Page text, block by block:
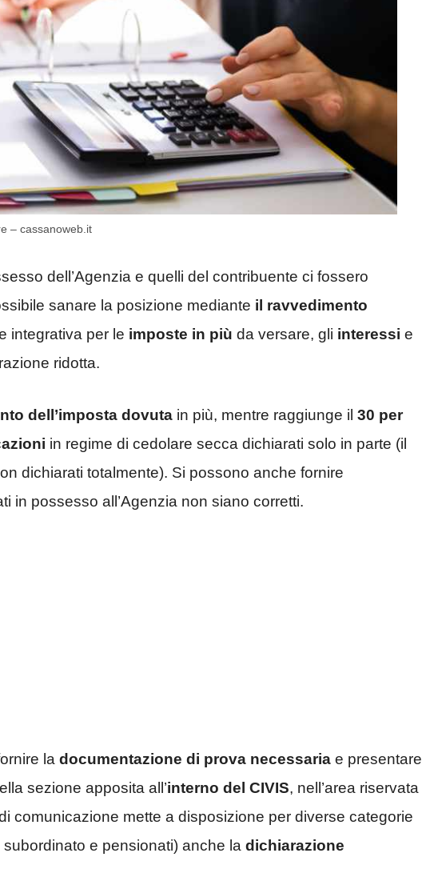
– cassanoweb.it
dell’Agenzia e quelli del contribuente ci fossero
sanare la posizione mediante il ravvedimento
integrativa per le imposte in più da versare, gli interessi e
ridotta.
dell’imposta dovuta in più, mentre raggiunge il 30 per
in regime di cedolare secca dichiarati solo in parte (il
dichiarati totalmente). Si possono anche fornire
in possesso all’Agenzia non siano corretti.
la documentazione di prova necessaria e presentare
sezione apposita all’interno del CIVIS, nell’area riservata
comunicazione mette a disposizione per diverse categorie
e pensionati) anche la dichiarazione